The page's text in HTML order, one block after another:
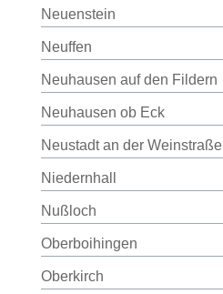
Neuenstein
Neuffen
Neuhausen auf den Fildern
Neuhausen ob Eck
Neustadt an der Weinstraße
Niedernhall
Nußloch
Oberboihingen
Oberkirch